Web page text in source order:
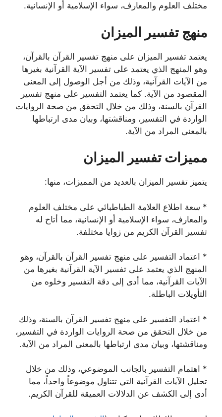
مختلف العلوم والمعارف، سواء الإسلامية أو الإنسانية.
منهج تفسير الميزان
يعتمد تفسير الميزان على منهج تفسير القرآن بالقرآن،
وهو المنهج الذي يعتمد على تفسير الآية القرآنية بغيرها
من الآيات القرآنية، وذلك من أجل الوصول إلى المعنى
المقصود من الآية. كما يعتمد التفسير على منهج تفسير
القرآن بالسنة، وذلك من خلال التحقق من صحة الروايات
الواردة في التفسير، ومناقشتها، وبيان مدى ارتباطها
بالمعنى المراد من الآية.
مميزات تفسير الميزان
يتميز تفسير الميزان بالعديد من المميزات، منها:
* سعة اطلاع العلامة الطباطبائي على مختلف العلوم
والمعارف، سواء الإسلامية أو الإنسانية، مما أتاح له
تفسير القرآن الكريم من زوايا مختلفة.
* اعتماد التفسير على منهج تفسير القرآن بالقرآن، وهو
المنهج الذي يعتمد على تفسير الآية القرآنية بغيرها من
الآيات القرآنية، مما أدى إلى دقة التفسير وخلوه من
التأويلات الباطلة.
* اعتماد التفسير على منهج تفسير القرآن بالسنة، وذلك
من خلال التحقق من صحة الروايات الواردة في التفسير،
ومناقشتها، وبيان مدى ارتباطها بالمعنى المراد من الآية.
* اهتمام التفسير بالجانب الموضوعي، وذلك من خلال
تحليل الآيات القرآنية التي تتناول موضوعاً واحداً، مما
أدى إلى الكشف عن الدلالات العميقة للقرآن الكريم.